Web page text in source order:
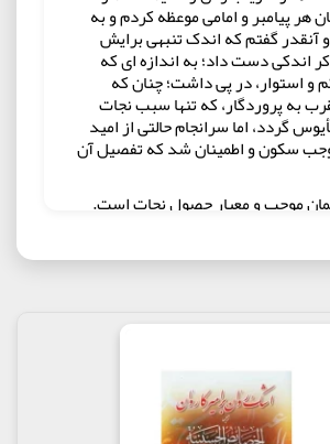
هر پیامبر و امامی موعظه کردم و به
آنقدر گفتم که اندک تنبهی برایش
اندکی دست داد؛ به اندازه ای که
و استوار، در پی داشت؛ چنان که
به پروردگار، که تنها سبب نجات
گردد، اما سرانجام حالتی از امید
سکون و اطمینان شد که تفصیل آن
موجب و معیار حصول نجات است.
است، نظر افکندم؛ متأسفانه از نشانه
و چه کامل اثری ندیدم، حتی از ضعیف
و عالی ترین آن در قلب و اعضای
که بتواند مانع از جاودانگی در آتش
و خلاف اخلاق پسندیده را در خویش
و طاعات و واجبات را مورد دقت قرار
صحت پذیرش آن شرایطی دارد که من
کسب آن را نداشته ام. در اینجا